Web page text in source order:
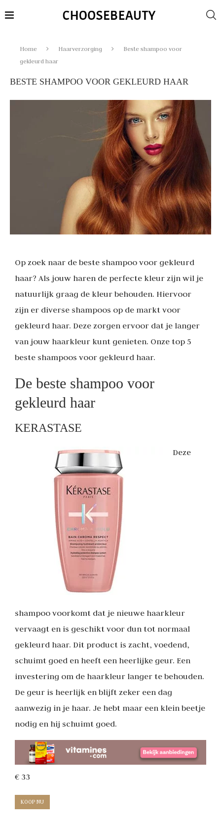
Home Haarverzorging
Beste shampoo voor
gekleurd haar
BESTE SHAMPOO VOOR GEKLEURD HAAR
Op zoek naar de beste shampoo voor gekleurd
haar? Als jouw haren de perfecte kleur zijn wil je
natuurlijk graag de kleur behouden. Hiervoor
zijn er diverse shampoos op de markt voor
gekleurd haar. Deze zorgen ervoor dat je langer
van jouw haarkleur kunt genieten. Onze top 5
beste shampoos voor gekleurd haar.
De beste shampoo voor
gekleurd haar
KERASTASE
Deze
shampoo voorkomt dat je nieuwe haarkleur
vervaagt en is geschikt voor dun tot normaal
gekleurd haar. Dit product is zacht, voedend,
schuimt goed en heeft een heerlijke geur. Een
investering om de haarkleur langer te behouden.
De geur is heerlijk en blijft zeker een dag
aanwezig in je haar. Je hebt maar een klein beetje
nodig en hij schuimt goed.
€ 33
KOOP NU